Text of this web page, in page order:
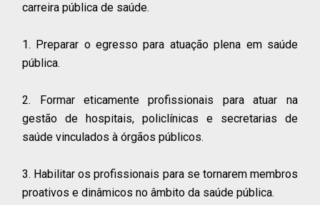
carreira pública de saúde.
1. Preparar o egresso para atuação plena em saúde
pública.
2. Formar eticamente profissionais para atuar na
gestão de hospitais, policlínicas e secretarias de
saúde vinculados à órgãos públicos.
3. Habilitar os profissionais para se tornarem membros
proativos e dinâmicos no âmbito da saúde pública.